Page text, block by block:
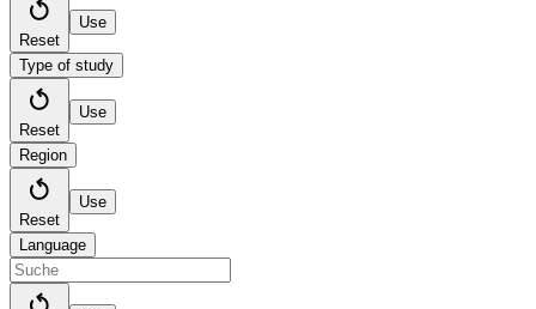
Reset
Use
Type of study
Reset
Use
Region
Reset
Use
Language